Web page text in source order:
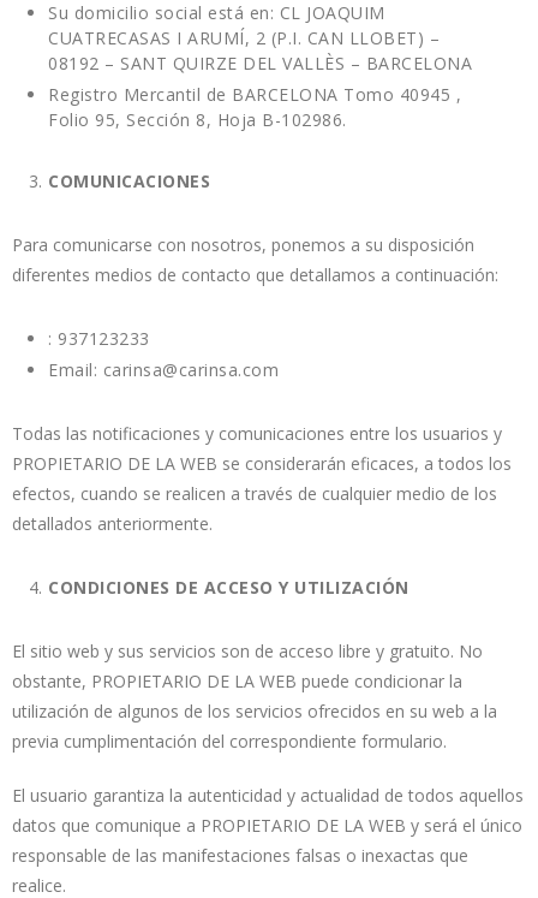
Su domicilio social está en: CL JOAQUIM
CUATRECASAS I ARUMÍ, 2 (P.I. CAN LLOBET) –
08192 – SANT QUIRZE DEL VALLÈS – BARCELONA
Registro Mercantil de BARCELONA Tomo 40945 ,
Folio 95, Sección 8, Hoja B-102986.
COMUNICACIONES
Para comunicarse con nosotros, ponemos a su disposición
diferentes medios de contacto que detallamos a continuación:
: 937123233
Email: carinsa@carinsa.com
Todas las notificaciones y comunicaciones entre los usuarios y
PROPIETARIO DE LA WEB se considerarán eficaces, a todos los
efectos, cuando se realicen a través de cualquier medio de los
detallados anteriormente.
CONDICIONES DE ACCESO Y UTILIZACIÓN
El sitio web y sus servicios son de acceso libre y gratuito. No
obstante, PROPIETARIO DE LA WEB puede condicionar la
utilización de algunos de los servicios ofrecidos en su web a la
previa cumplimentación del correspondiente formulario.
El usuario garantiza la autenticidad y actualidad de todos aquellos
datos que comunique a PROPIETARIO DE LA WEB y será el único
responsable de las manifestaciones falsas o inexactas que
realice.